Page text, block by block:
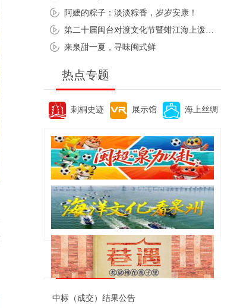
阿嬷的粽子：淡淡粽香，岁岁安康！
来泉甜一夏，寻味闽式鲜
热点专题
刺桐史迹 展示馆 海上丝绸
便民资讯
中标（成交）结果公告